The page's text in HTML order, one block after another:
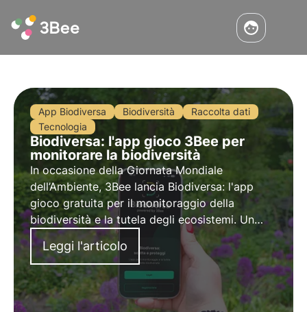
App Biodiversa Biodiversità
Raccolta dati
Tecnologia
Biodiversa: l'app gioco 3Bee per
monitorare la biodiversità
In occasione della Giornata Mondiale
dell’Ambiente, 3Bee lancia Biodiversa: l'app
gioco gratuita per il monitoraggio della
biodiversità e la tutela degli ecosistemi. Un
progetto di citizen science che, con la formula
"snap and protect", mira a collettivizzare la
salvaguardia della biodiversità.
Leggi l'articolo